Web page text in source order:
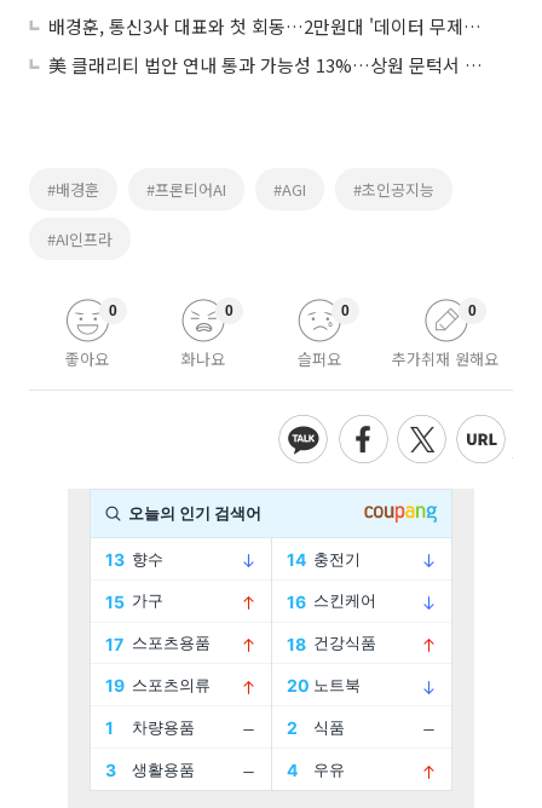
배경훈, 통신3사 대표와 첫 회동…2만원대 '데이터 무제한'·CEO 협의체 추진
美 클래리티 법안 연내 통과 가능성 13%…상원 문턱서 제동
#배경훈 #프론티어AI #AGI #초인공지능
#AI인프라
좋아요
0
화나요
0
슬퍼요
0
추가취재 원해요
0